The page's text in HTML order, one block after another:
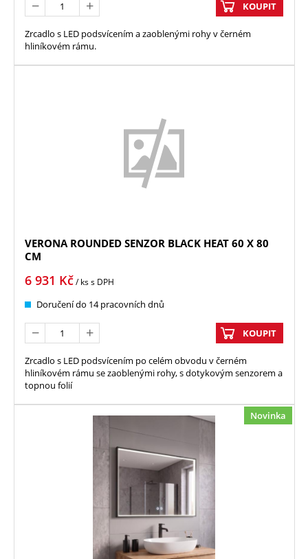
KOUPIT
Zrcadlo s LED podsvícením a zaoblenými rohy v černém
hliníkovém rámu.
VERONA ROUNDED SENZOR BLACK HEAT 60 X 80
CM
6 931 Kč/ kss DPH
Doručení do 14 pracovních dnů
KOUPIT
Zrcadlo s LED podsvícením po celém obvodu v černém
hliníkovém rámu se zaoblenými rohy, s dotykovým senzorem a
topnou folií
Novinka